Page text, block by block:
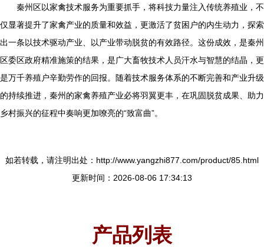
秦州区以家禽技术服务为重要抓手，将科技力量注入传统养殖业，不
仅显著提升了家禽产业的质量和效益，更激活了贫困户的内生动力，探索
出一条以技术驱动产业、以产业带动脱贫的有效路径。这份成效，是秦州
区委区政府精准施策的结果，是广大畜牧技术人员汗水与智慧的结晶，更
是万千养殖户辛勤劳作的回报。随着技术服务体系的不断完善和产业升级
的持续推进，秦州的家禽养殖产业必将羽翼更丰，在巩固脱贫成果、助力
乡村振兴的征程中奏响更加嘹亮的“致富曲”。
如若转载，请注明出处：http://www.yangzhi877.com/product/85.html
更新时间：2026-08-06 17:34:13
产品列表